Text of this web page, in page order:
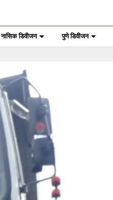
नासिक डिवीजन पुणे डिवीजन